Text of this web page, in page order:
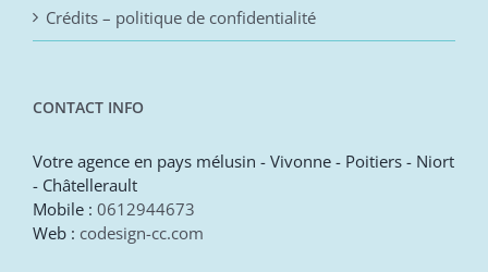
Crédits – politique de confidentialité
CONTACT INFO
Votre agence en pays mélusin - Vivonne - Poitiers - Niort
- Châtellerault
Mobile : 0612944673
Web : codesign-cc.com